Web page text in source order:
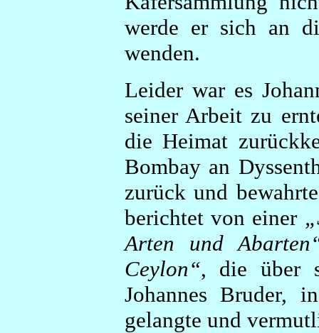
werde er sich an
wenden.
Leider war es
seiner Arbeit zu
die Heimat
Bombay an
zurück und
berichtet von einer
Arten und
Ceylon“, die über
Johannes Bruder,
gelangte und